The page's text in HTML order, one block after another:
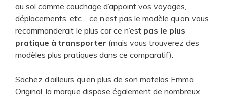
au sol comme couchage d’appoint vos voyages,
déplacements, etc… ce n’est pas le modèle qu’on vous
recommanderait le plus car ce n’est pas le plus
pratique à transporter (mais vous trouverez des
modèles plus pratiques dans ce comparatif).
Sachez d’ailleurs qu’en plus de son matelas Emma
Original, la marque dispose également de nombreux